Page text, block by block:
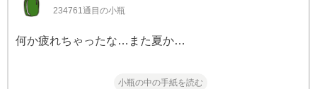
234761通目の小瓶
何か疲れちゃったな…また夏か…
小瓶の中の手紙を読む